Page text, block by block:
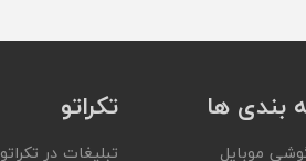
بندی ها
موبایل
تکراتو
تبلیغات در تکراتو